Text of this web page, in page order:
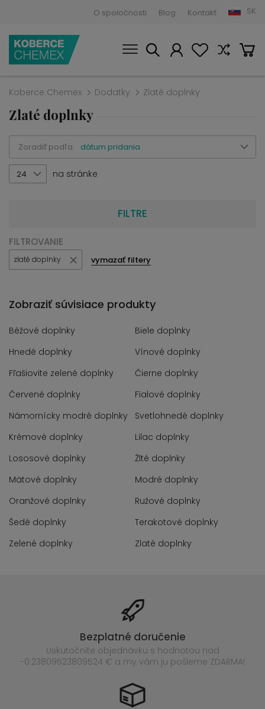
O spoločnosti Blog Kontakt SK
Koberce Chemex Dodatky Zlaté doplnky
Zlaté doplnky
Zoradiť podľa: dátum pridania
24 na stránke
FILTRE
FILTROVANIE
zlaté doplnky vymazať filtery
Zobraziť súvisiace produkty
Béžové doplnky
Biele doplnky
Hnedé doplnky
Vínové doplnky
Fľašiovite zelené doplnky
Čierne doplnky
Červené doplnky
Fialové doplnky
Námornícky modré doplnky
Svetlohnedé doplnky
Krémové doplnky
Lilac doplnky
Lososové doplnky
Žlté doplnky
Mätové doplnky
Modré doplnky
Oranžové doplnky
Ružové doplnky
Šedé doplnky
Terakotové doplnky
Zelené doplnky
Zlaté doplnky
Bezplatné doručenie
Uskutočnite objednávku s hodnotou nad
-0.23809523809524 € a my vám ju pošleme ZDARMA!